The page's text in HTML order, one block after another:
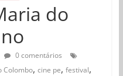
do
0 comentários
Colombo, cine pe, festival,